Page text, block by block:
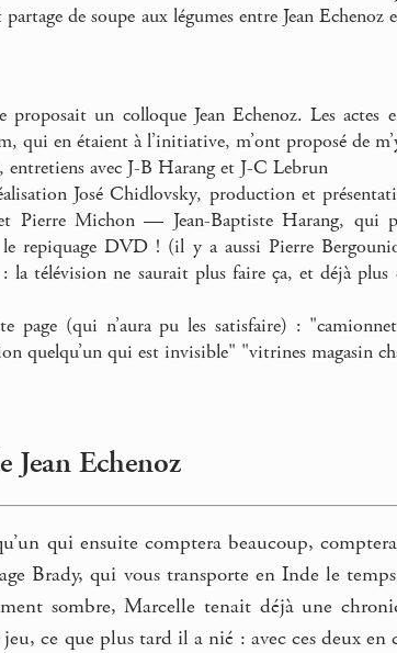
de soupe aux légumes entre Jean
un colloque Jean Echenoz. Les actes
qui en étaient à l’initiative, m’ont proposé de
entretiens avec J-B Harang et J-C Lebrun
José Chidlovsky, production et
et Pierre Michon — Jean-Baptiste Harang, qui
repiquage DVD ! (il y a aussi Pierre
la télévision ne saurait plus faire ça, et déjà plus
page (qui n’aura pu les satisfaire) :
quelqu’un qui est invisible" "vitrines magasin
Jean Echenoz
qui ensuite comptera beaucoup,
Brady, qui vous transporte en Inde le
sombre, Marcelle tenait déjà une
ce que plus tard il a nié : avec ces deux